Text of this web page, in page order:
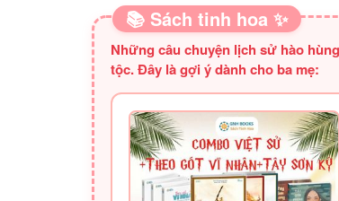
📚 Sách tinh hoa ✨
Những câu chuyện lịch sử hào
tộc. Đây là gợi ý dành cho ba mẹ: